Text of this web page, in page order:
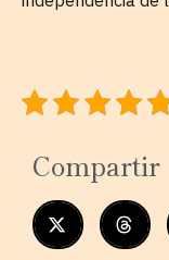
Compartir